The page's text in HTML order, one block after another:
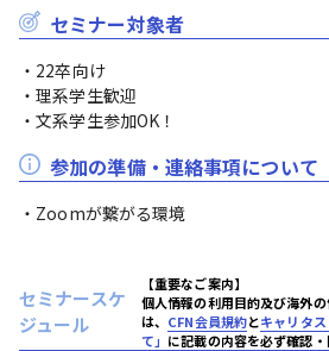
セミナー対象者
・22卒向け
・理系学生歓迎
・文系学生参加OK！
参加の準備・連絡事項について
・Zoomが繋がる環境
セミナースケ
ジュール
【重要なご案内】
個人情報の利用目的及び海外
は、 CFN会員規約とキャリタ
て」 に記載の内容を必ず確認